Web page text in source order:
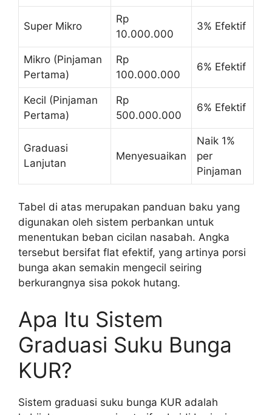
Super Mikro
Rp
10.000.000
3% Efektif
Mikro (Pinjaman
Pertama)
Rp
100.000.000
6% Efektif
Kecil (Pinjaman
Pertama)
Rp
500.000.000
6% Efektif
Graduasi
Lanjutan
Menyesuaikan
Naik 1%
per
Pinjaman
Tabel di atas merupakan panduan baku yang
digunakan oleh sistem perbankan untuk
menentukan beban cicilan nasabah. Angka
tersebut bersifat flat efektif, yang artinya porsi
bunga akan semakin mengecil seiring
berkurangnya sisa pokok hutang.
Apa Itu Sistem
Graduasi Suku Bunga
KUR?
Sistem graduasi suku bunga KUR adalah